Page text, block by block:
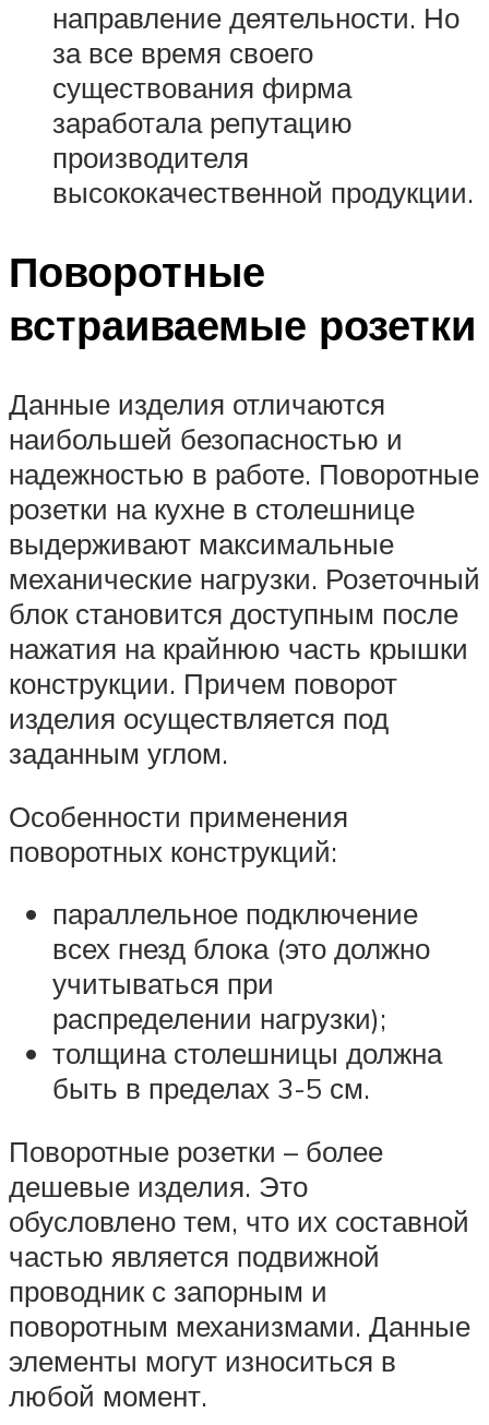
направление деятельности. Но
за все время своего
существования фирма
заработала репутацию
производителя
высококачественной продукции.
Поворотные
встраиваемые розетки
Данные изделия отличаются
наибольшей безопасностью и
надежностью в работе. Поворотные
розетки на кухне в столешнице
выдерживают максимальные
механические нагрузки. Розеточный
блок становится доступным после
нажатия на крайнюю часть крышки
конструкции. Причем поворот
изделия осуществляется под
заданным углом.
Особенности применения
поворотных конструкций:
параллельное подключение
всех гнезд блока (это должно
учитываться при
распределении нагрузки);
толщина столешницы должна
быть в пределах 3-5 см.
Поворотные розетки – более
дешевые изделия. Это
обусловлено тем, что их составной
частью является подвижной
проводник с запорным и
поворотным механизмами. Данные
элементы могут износиться в
любой момент.